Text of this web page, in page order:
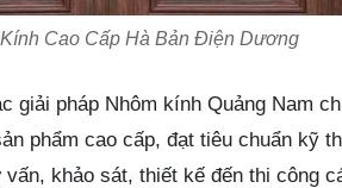
Cao Cấp Hà Bản Điện Dương
giải pháp Nhôm kính Quảng Nam
phẩm cao cấp, đạt tiêu chuẩn kỹ
khảo sát, thiết kế đến thi công